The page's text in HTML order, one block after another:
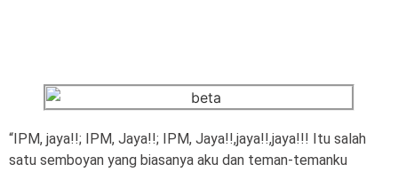
“IPM, jaya!!; IPM, Jaya!!; IPM, Jaya!!,jaya!!,jaya!!! Itu salah
satu semboyan yang biasanya aku dan teman-temanku